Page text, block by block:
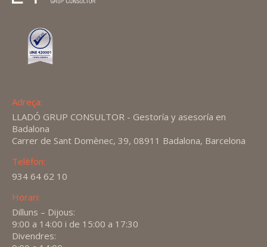
Adreça:
LLADÓ GRUP CONSULTOR - Gestoría y asesoría en
Badalona
Carrer de Sant Domènec, 39, 08911 Badalona, Barcelona
Telèfon:
934 64 62 10
Horari:
Dilluns – Dijous:
9:00 a 14:00 i de 15:00 a 17:30
Divendres: